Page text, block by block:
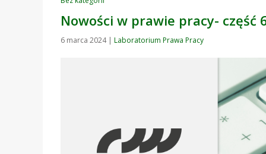
Nowości w prawie pracy- część
6 marca 2024 | Laboratorium Prawa Pracy